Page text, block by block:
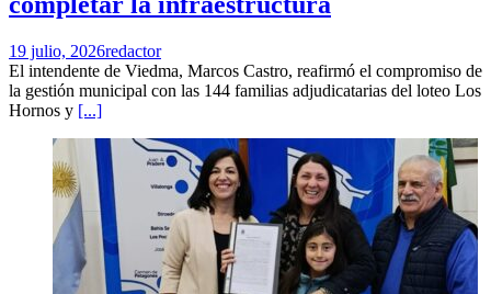
19 julio, 2026redactor
El intendente de Viedma, Marcos Castro, reafirmó el compromiso de
la gestión municipal con las 144 familias adjudicatarias del loteo Los
Hornos y [...]